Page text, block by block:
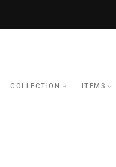
COLLECTION ITEMS